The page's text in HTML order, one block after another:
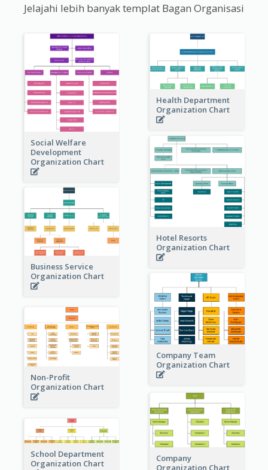
Jelajahi lebih banyak templat Bagan Organisasi
Social Welfare
Development
Organization Chart
Health Department
Organization Chart
Hotel Resorts
Organization Chart
Business Service
Organization Chart
Company Team
Organization Chart
Non-Profit
Organization Chart
Company
Organization Chart
School Department
Organization Chart